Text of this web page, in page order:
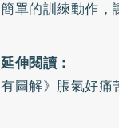
簡單的訓練動作，
延伸閱讀：
有圖解》脹氣好